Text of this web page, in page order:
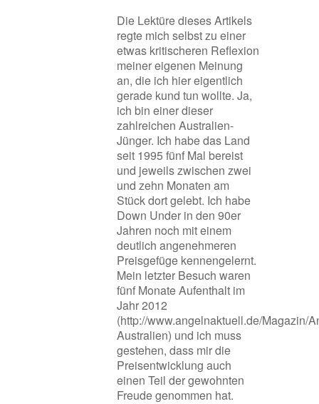
Die Lektüre dieses Artikels
regte mich selbst zu einer
etwas kritischeren Reflexion
meiner eigenen Meinung
an, die ich hier eigentlich
gerade kund tun wollte. Ja,
ich bin einer dieser
zahlreichen Australien-
Jünger. Ich habe das Land
seit 1995 fünf Mal bereist
und jeweils zwischen zwei
und zehn Monaten am
Stück dort gelebt. Ich habe
Down Under in den 90er
Jahren noch mit einem
deutlich angenehmeren
Preisgefüge kennengelernt.
Mein letzter Besuch waren
fünf Monate Aufenthalt im
Jahr 2012
(http://www.angelnaktuell.de/Magazin/
Australien) und ich muss
gestehen, dass mir die
Preisentwicklung auch
einen Teil der gewohnten
Freude genommen hat.